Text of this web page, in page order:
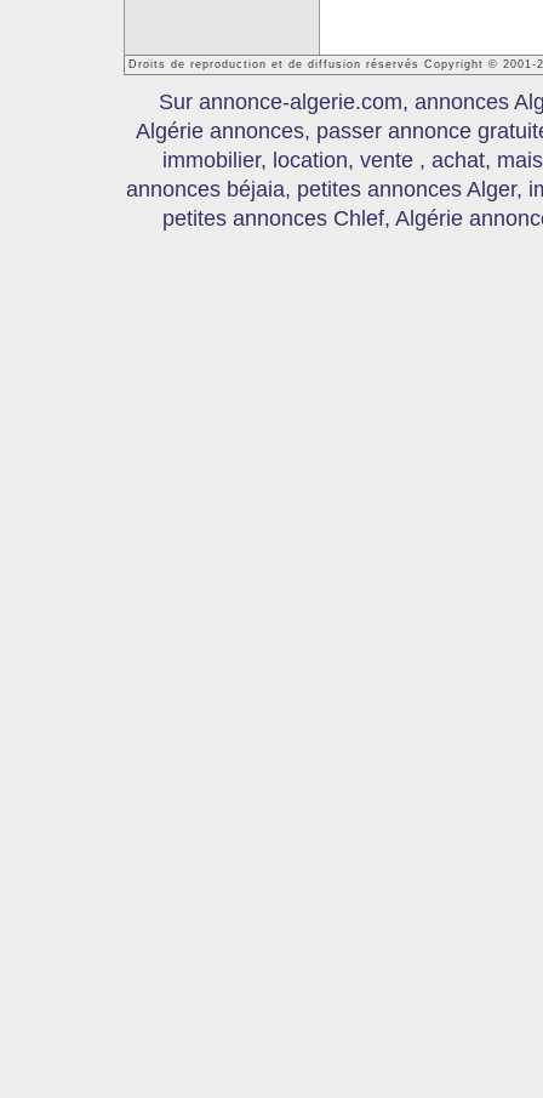
Droits de reproduction et de diffusion réservés Copyright © 2001-
Sur annonce-algerie.com, annonces
Algérie annonces, passer annonce
immobilier, location, vente , achat,
annonces béjaia, petites annonces Alger,
petites annonces Chlef, Algérie